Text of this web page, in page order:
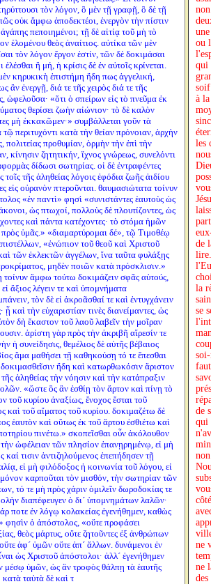
τὸν λόγον, ὃ μὲν τῇ γραφῇ, ὃ δὲ τῇ
οὐκ ἄμφω ἀποδεκτέοι, ἐνεργὸν τὴν πίστιν
πεποιημένοι; τῇ δὲ αἰτίᾳ τοῦ μὴ τὸ
ἑλομένου θεὸς ἀναίτιος. αὐτίκα τῶν μὲν
τὸν λόγον ἔργον ἐστίν, τῶν δὲ δοκιμάσαι
ἑλέσθαι ἢ μή, ἡ κρίσις δὲ ἐν αὐτοῖς κρίνεται.
κηρυκικὴ ἐπιστήμη ἤδη πως ἀγγελική,
ἂν ἐνεργῇ, διά τε τῆς χειρὸς διά τε τῆς
ὠφελοῦσα· «ὅτι ὁ σπείρων εἰς τὸ πνεῦμα ἐκ
θερίσει ζωὴν αἰώνιον· τὸ δὲ καλὸν
μὴ ἐκκακῶμεν·» συμβάλλεται γοῦν τὰ
τῷ περιτυχόντι κατὰ τὴν θείαν πρόνοιαν, ἀρχὴν
πολιτείας προθυμίαν, ὁρμὴν τὴν ἐπὶ τὴν
κίνησιν ζητητικήν, ἴχνος γνώρεως, συνελόντι
δίδωσι σωτηρίας. οἱ δὲ ἐντραφέντες
τοῖς τῆς ἀληθείας λόγοις ἐφόδια ζωῆς ἀιδίου
εἰς οὐρανὸν πτεροῦνται. θαυμασιώτατα τοίνυν
«ἐν παντὶ» φησὶ «συνιστάντες ἑαυτοὺς ὡς
ὡς πτωχοί, πολλοὺς δὲ πλουτίζοντες, ὡς
καὶ πάντα κατέχοντες· τὸ στόμα ἡμῶν
ὑμᾶς.» «διαμαρτύρομαι δέ», τῷ Τιμοθέῳ
«ἐνώπιον τοῦ θεοῦ καὶ Χριστοῦ
τῶν ἐκλεκτῶν ἀγγέλων, ἵνα ταῦτα φυλάξῃς
μηδὲν ποιῶν κατὰ πρόσκλισιν.»
ἄμφω τούτω δοκιμάζειν σφᾶς αὐτούς,
ἄξιος λέγειν τε καὶ ὑπομνήματα
τὸν δὲ εἰ ἀκροᾶσθαί τε καὶ ἐντυγχάνειν
ᾗ καὶ τὴν εὐχαριστίαν τινὲς διανείμαντες, ὡς
δὴ ἕκαστον τοῦ λαοῦ λαβεῖν τὴν μοῖραν
ἀρίστη γὰρ πρὸς τὴν ἀκριβῆ αἵρεσίν τε
ἡ συνείδησις, θεμέλιος δὲ αὐτῆς βέβαιος
ἅμα μαθήσει τῇ καθηκούσῃ τό τε ἕπεσθαι
δοκιμασθεῖσιν ἤδη καὶ κατωρθωκόσιν ἄριστον
ἀληθείας τὴν νόησιν καὶ τὴν κατάπραξιν
«ὥστε ὃς ἂν ἐσθίῃ τὸν ἄρτον καὶ πίνῃ τὸ
τοῦ κυρίου ἀναξίως, ἔνοχος ἔσται τοῦ
καὶ τοῦ αἵματος τοῦ κυρίου. δοκιμαζέτω δὲ
ἑαυτὸν καὶ οὕτως ἐκ τοῦ ἄρτου ἐσθιέτω καὶ
πινέτω.» σκοπεῖσθαι οὖν ἀκόλουθον
ὠφέλειαν τῶν πλησίον ἐπανῃρημένῳ, εἰ μὴ
καί τισιν ἀντιζηλούμενος ἐπεπήδησεν τῇ
εἰ μὴ φιλόδοξος ἡ κοινωνία τοῦ λόγου, εἰ
καρποῦται τὸν μισθόν, τὴν σωτηρίαν τῶν
τό τε μὴ πρὸς χάριν ὁμιλεῖν δωροδοκίας τε
διαπέφευγεν ὁ δι´ ὑπομνημάτων λαλῶν·
ποτε ἐν λόγῳ κολακείας ἐγενήθημεν, καθὼς
φησὶν ὁ ἀπόστολος, «οὔτε προφάσει
θεὸς μάρτυς, οὔτε ζητοῦντες ἐξ ἀνθρώπων
ἀφ´ ὑμῶν οὔτε ἀπ´ ἄλλων. δυνάμενοι ἐν
ὡς Χριστοῦ ἀπόστολοι· ἀλλ´ ἐγενήθημεν
μέσῳ ὑμῶν, ὡς ἂν τροφὸς θάλπῃ τὰ ἑαυτῆς
κατὰ ταὐτὰ δὲ καὶ τ